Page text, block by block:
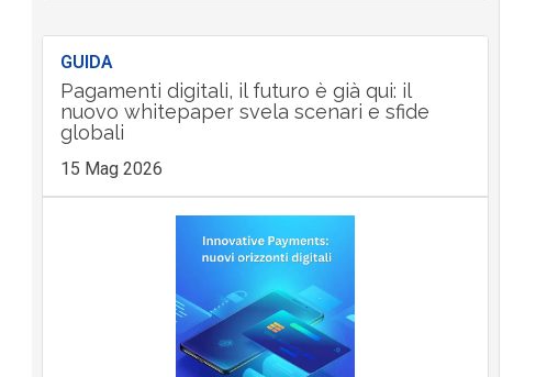
GUIDA
Pagamenti digitali, il futuro è già qui: il
nuovo whitepaper svela scenari e sfide
globali
15 Mag 2026